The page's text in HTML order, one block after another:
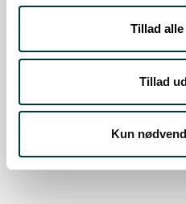
Tillad
Tillad
Kun
Med offentlig
Der er ingen
af faciliteten.